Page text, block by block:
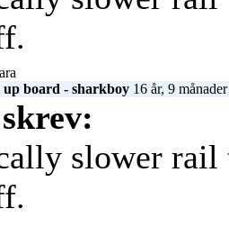
board - sharkboy 16 år, 9
slower